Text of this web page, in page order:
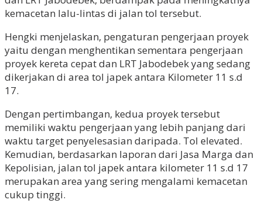
kemacetan lalu-lintas di jalan tol tersebut.
Hengki menjelaskan, pengaturan pengerjaan proyek
yaitu dengan menghentikan sementara pengerjaan
proyek kereta cepat dan LRT Jabodebek yang sedang
dikerjakan di area tol japek antara Kilometer 11 s.d
17.
Dengan pertimbangan, kedua proyek tersebut
memiliki waktu pengerjaan yang lebih panjang dari
waktu target penyelesasian daripada. Tol elevated.
Kemudian, berdasarkan laporan dari Jasa Marga dan
Kepolisian, jalan tol japek antara kilometer 11 s.d 17
merupakan area yang sering mengalami kemacetan
cukup tinggi.